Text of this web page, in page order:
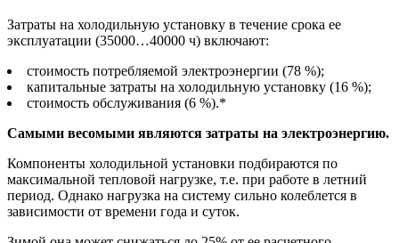
Затраты на холодильную установку в течение срока ее
эксплуатации (35000…40000 ч) включают:
стоимость потребляемой электроэнергии (78 %);
капитальные затраты на холодильную установку (16 %);
стоимость обслуживания (6 %).*
Самыми весомыми являются затраты на электроэнергию.
Компоненты холодильной установки подбираются по
максимальной тепловой нагрузке, т.е. при работе в летний
период. Однако нагрузка на систему сильно колеблется в
зависимости от времени года и суток.